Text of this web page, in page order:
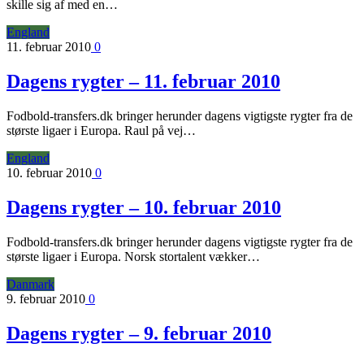
skille sig af med en…
England
11. februar 2010 0
Dagens rygter – 11. februar 2010
Fodbold-transfers.dk bringer herunder dagens vigtigste rygter fra de
største ligaer i Europa. Raul på vej…
England
10. februar 2010 0
Dagens rygter – 10. februar 2010
Fodbold-transfers.dk bringer herunder dagens vigtigste rygter fra de
største ligaer i Europa. Norsk stortalent vækker…
Danmark
9. februar 2010 0
Dagens rygter – 9. februar 2010